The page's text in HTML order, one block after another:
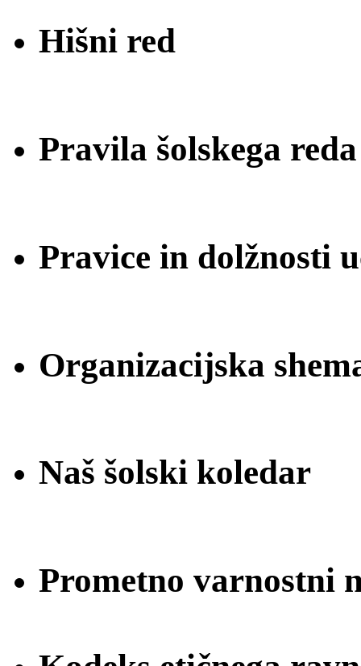
Hišni red
Pravila šolskega reda
Pravice in dolžnosti
Organizacijska
Naš šolski koledar
Prometno varnostni